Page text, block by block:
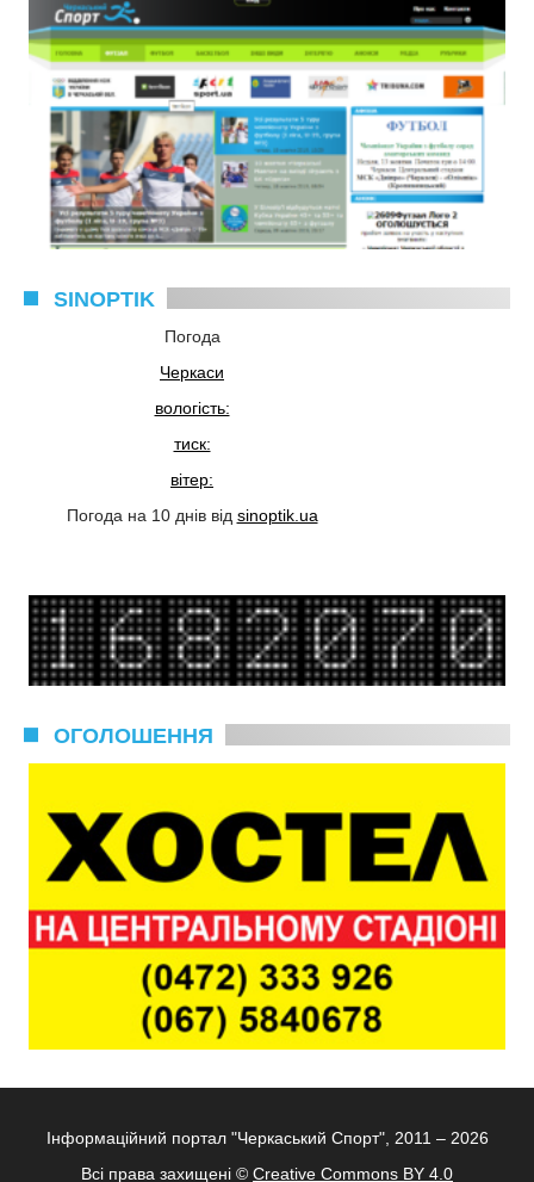
SINOPTIK
Погода
Черкаси
вологість:
тиск:
вітер:
Погода на 10 днів від sinoptik.ua
ОГОЛОШЕННЯ
Інформаційний портал "Черкаський Спорт", 2011 – 2026
Всі права захищені © Creative Commons BY 4.0